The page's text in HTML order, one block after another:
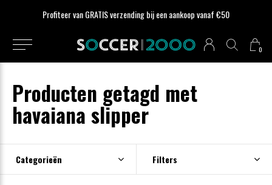
0
Profiteer van GRATIS verzending bij een aankoop vanaf €50
Producten getagd met
havaiana slipper
Categorieën Filters